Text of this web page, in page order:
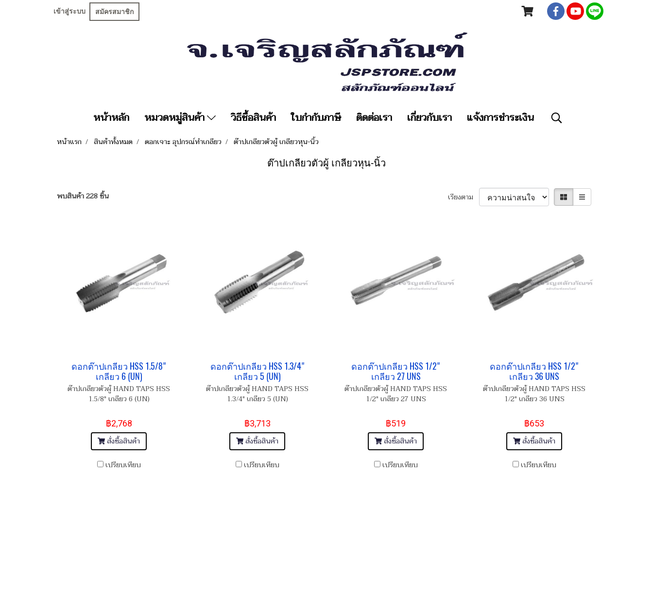
เข้าสู่ระบบ สมัครสมาชิก
หน้าหลัก หมวดหมู่สินค้า วิธีซื้อสินค้า ใบกำกับภาษี ติดต่อเรา เกี่ยวกับเรา แจ้งการชำระเงิน
หน้าแรก สินค้าทั้งหมด ดอกเจาะ อุปกรณ์ทำเกลียว ต๊าปเกลียวตัวผู้ เกลียวหุน-นิ้ว
ต๊าปเกลียวตัวผู้ เกลียวหุน-นิ้ว
พบสินค้า 228 ชิ้น เรียงตาม
ดอกต๊าปเกลียว HSS 1.5/8"
เกลียว 6 (UN)
ต๊าปเกลียวตัวผู้ HAND TAPS HSS
1.5/8" เกลียว 6 (UN)
฿2,768
สั่งซื้อสินค้า
เปรียบเทียบ
ดอกต๊าปเกลียว HSS 1.3/4"
เกลียว 5 (UN)
ต๊าปเกลียวตัวผู้ HAND TAPS HSS
1.3/4" เกลียว 5 (UN)
฿3,713
สั่งซื้อสินค้า
เปรียบเทียบ
ดอกต๊าปเกลียว HSS 1/2"
เกลียว 27 UNS
ต๊าปเกลียวตัวผู้ HAND TAPS HSS
1/2" เกลียว 27 UNS
฿519
สั่งซื้อสินค้า
เปรียบเทียบ
ดอกต๊าปเกลียว HSS 1/2"
เกลียว 36 UNS
ต๊าปเกลียวตัวผู้ HAND TAPS HSS
1/2" เกลียว 36 UNS
฿653
สั่งซื้อสินค้า
เปรียบเทียบ